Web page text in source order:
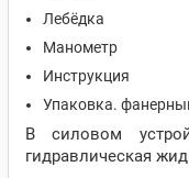
Лебёдка
Манометр
Инструкция
Упаковка.
В силовом
гидравлическая